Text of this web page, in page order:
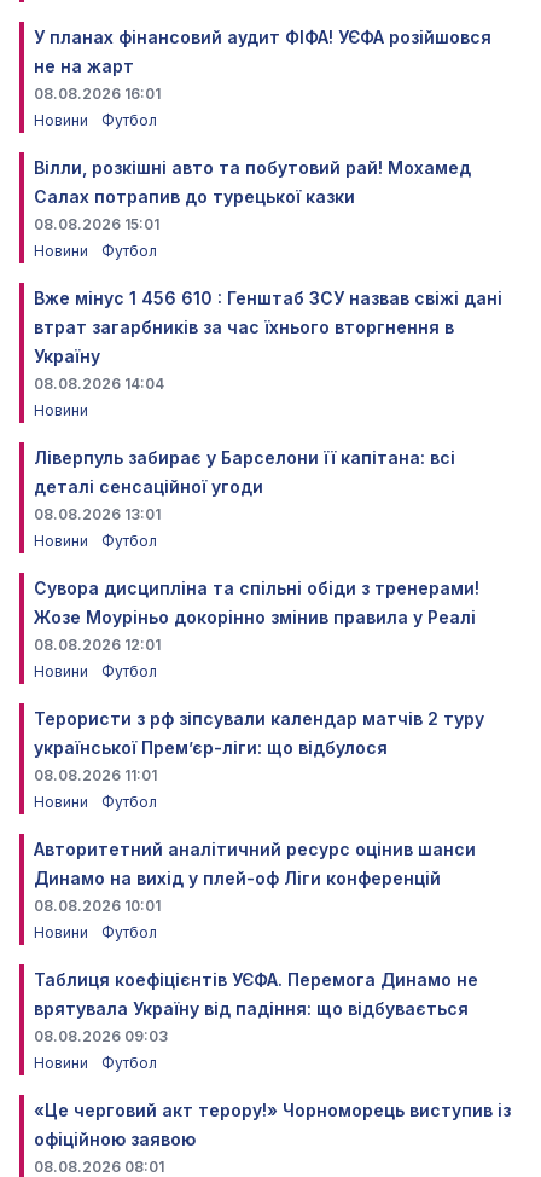
У планах фінансовий аудит ФІФА! УЄФА розійшовся
не на жарт
08.08.2026 16:01
Новини
Футбол
Вілли, розкішні авто та побутовий рай! Мохамед
Салах потрапив до турецької казки
08.08.2026 15:01
Новини
Футбол
Вже мінус 1 456 610 : Генштаб ЗСУ назвав свіжі дані
втрат загарбників за час їхнього вторгнення в
Україну
08.08.2026 14:04
Новини
Ліверпуль забирає у Барселони її капітана: всі
деталі сенсаційної угоди
08.08.2026 13:01
Новини
Футбол
Сувора дисципліна та спільні обіди з тренерами!
Жозе Моуріньо докорінно змінив правила у Реалі
08.08.2026 12:01
Новини
Футбол
Терористи з рф зіпсували календар матчів 2 туру
української Прем’єр-ліги: що відбулося
08.08.2026 11:01
Новини
Футбол
Авторитетний аналітичний ресурс оцінив шанси
Динамо на вихід у плей-оф Ліги конференцій
08.08.2026 10:01
Новини
Футбол
Таблиця коефіцієнтів УЄФА. Перемога Динамо не
врятувала Україну від падіння: що відбувається
08.08.2026 09:03
Новини
Футбол
«Це черговий акт терору!» Чорноморець виступив із
офіційною заявою
08.08.2026 08:01